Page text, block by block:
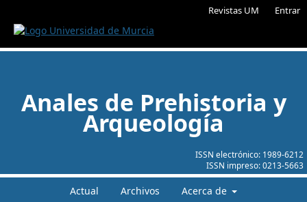
Revistas UM Entrar
ISSN electrónico: 1989-6212
ISSN impreso:0213-5663
Anales de Prehistoria y
Arqueología
Actual Archivos Acerca de